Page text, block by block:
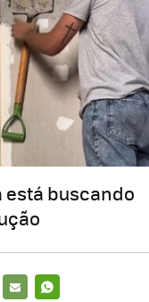
está buscando